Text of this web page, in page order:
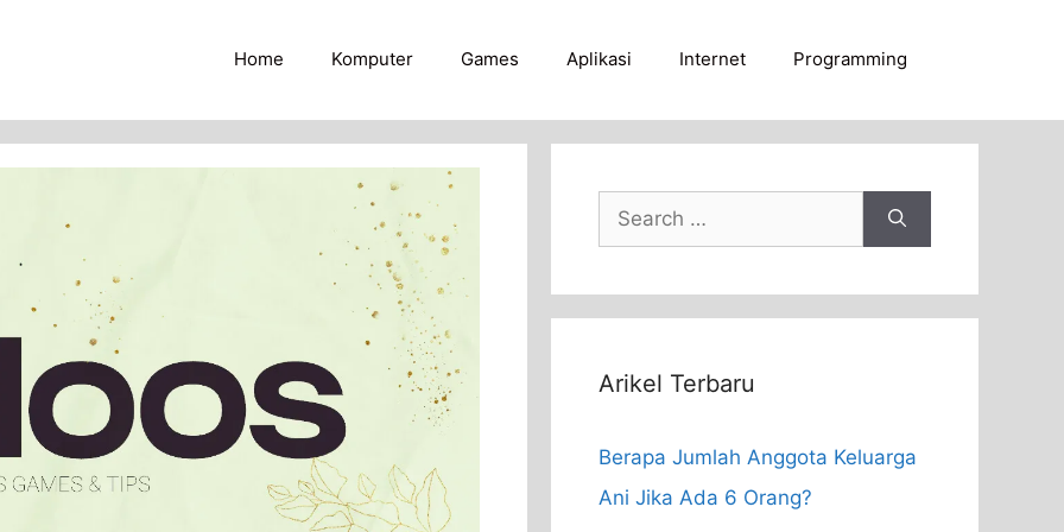
Home Komputer Games Aplikasi Internet Programming
Search
for:
Arikel Terbaru
Berapa Jumlah Anggota Keluarga
Ani Jika Ada 6 Orang?